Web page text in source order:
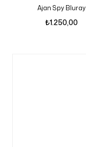
Ajan Spy Bluray
₺1.250,00